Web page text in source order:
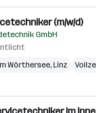
(m/w/d)
GmbH
Wörthersee, Linz